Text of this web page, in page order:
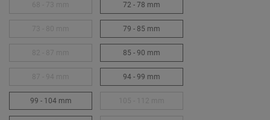
72 - 78 mm
79 - 85 mm
85 - 90 mm
94 - 99 mm
99 - 104 mm